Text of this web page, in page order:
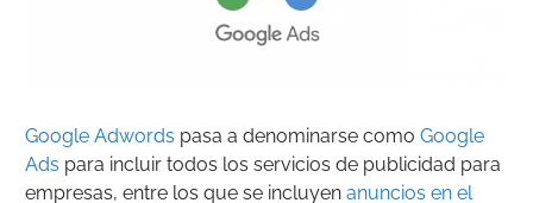
Google Adwords pasa a denominarse como Google
Ads para incluir todos los servicios de publicidad para
empresas, entre los que se incluyen anuncios en el